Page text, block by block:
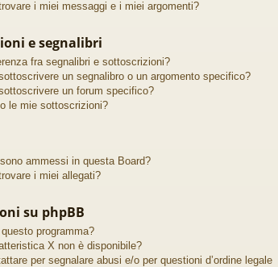
i miei messaggi e i miei argomenti?
e segnalibri
fra segnalibri e sottoscrizioni?
un segnalibro o un argomento specifico?
un forum specifico?
le mie sottoscrizioni?
ammessi in questa Board?
i miei allegati?
su phpBB
programma?
X non è disponibile?
per segnalare abusi e/o per questioni d’ordine legale